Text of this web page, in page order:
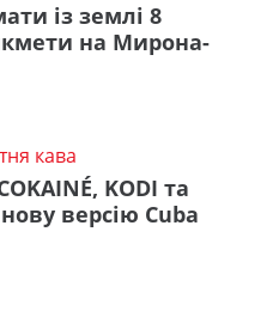
із землі 8
на Мирона-
кава
KODI та
версію Cuba